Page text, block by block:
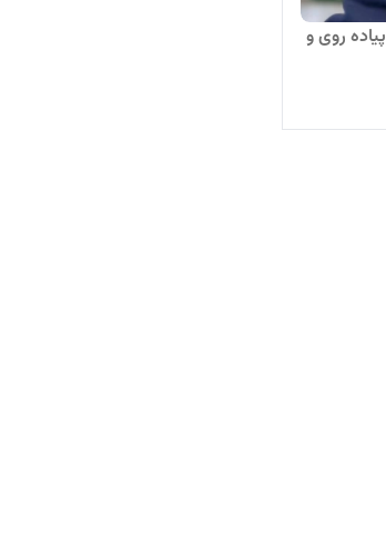
کفش کتونی خارجی مناسب پیاده روی و